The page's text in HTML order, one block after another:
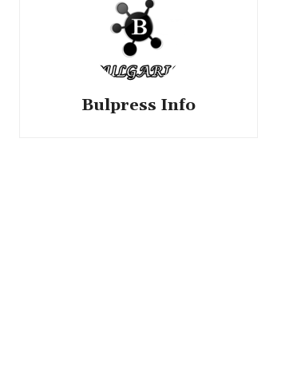
Bulpress Info